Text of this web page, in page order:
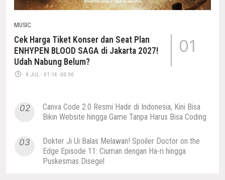
MUSIC
Cek Harga Tiket Konser dan Seat Plan
ENHYPEN BLOOD SAGA di Jakarta 2027!
Udah Nabung Belum?
8 JUL - 01:14 -00:00
01
02
Canva Code 2.0 Resmi Hadir di Indonesia, Kini Bisa
Bikin Website hingga Game Tanpa Harus Bisa Coding
03
Dokter Ji Ui Balas Melawan! Spoiler Doctor on the
Edge Episode 11: Ciuman dengan Ha-ri hingga
Puskesmas Disegel